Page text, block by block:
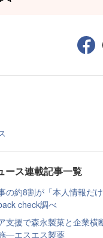
ース連載記事一覧
の約8割が「本人情報だ
check調べ
支援で森永製菓と企業横
—エスエス製薬